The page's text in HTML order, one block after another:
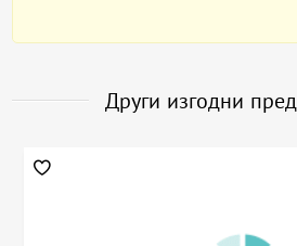
Други изгодни